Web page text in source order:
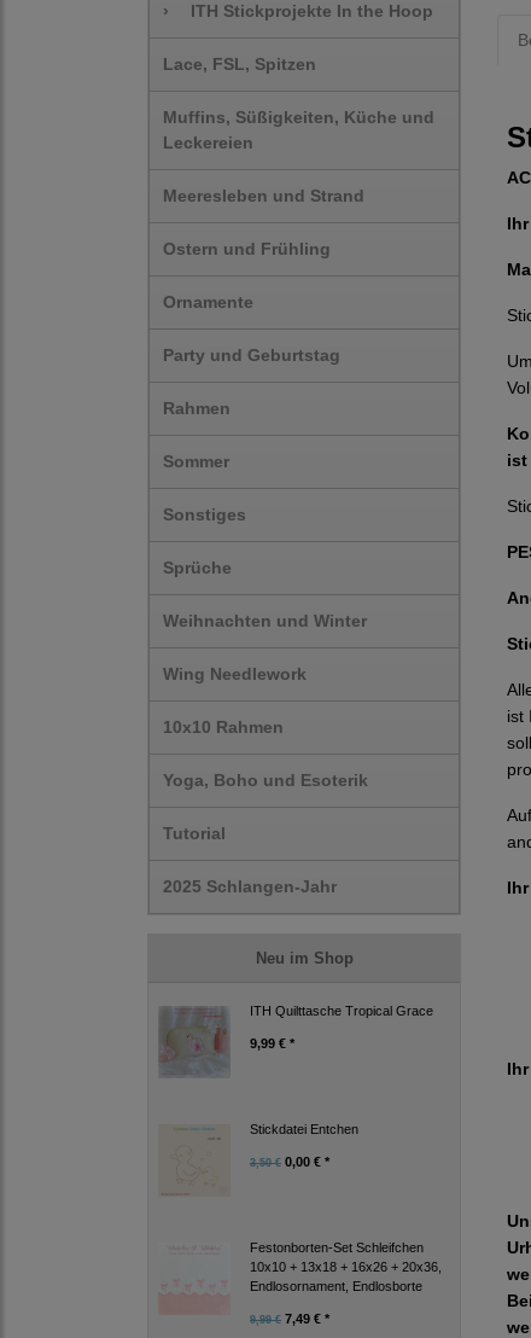
› ITH Stickprojekte In the Hoop
Lace, FSL, Spitzen
Muffins, Süßigkeiten, Küche und
Leckereien
Meeresleben und Strand
Ostern und Frühling
Ornamente
Party und Geburtstag
Rahmen
Sommer
Sonstiges
Sprüche
Weihnachten und Winter
Wing Needlework
10x10 Rahmen
Yoga, Boho und Esoterik
Tutorial
2025 Schlangen-Jahr
Neu im Shop
ITH Quilttasche Tropical Grace
9,99 € *
Stickdatei Entchen
3,50 € 0,00 € *
Festonborten-Set Schleifchen
10x10 + 13x18 + 16x26 + 20x36,
Endlosornament, Endlosborte
9,99 € 7,49 € *
ist
ist